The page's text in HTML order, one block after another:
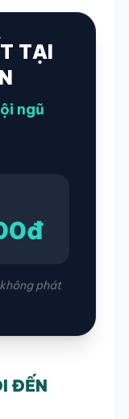
TẠI
ngũ
phát
ĐẾN